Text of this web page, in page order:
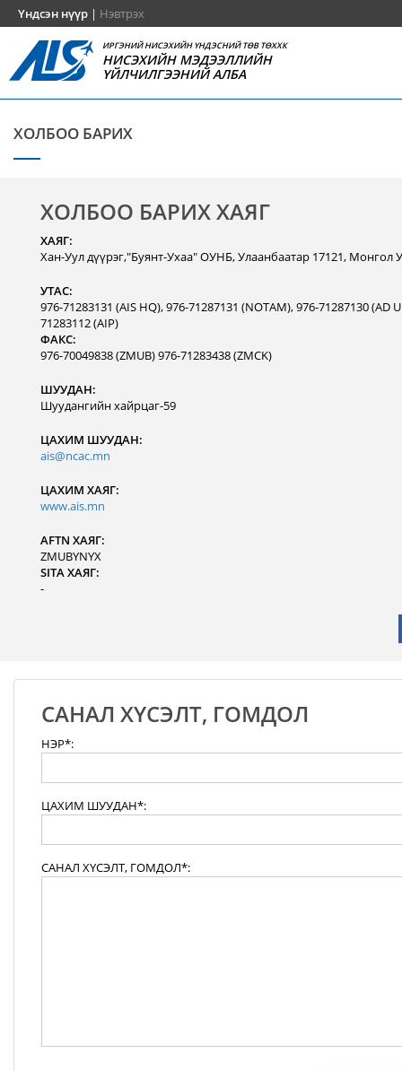
Үндсэн нүүр | Нэвтрэх
ИРГЭНИЙ НИСЭХИЙН ҮНДЭСНИЙ ТӨВ ТӨХХК
НИСЭХИЙН МЭДЭЭЛЛИЙН
ҮЙЛЧИЛГЭЭНИЙ АЛБА
ХОЛБОО БАРИХ
ХОЛБОО БАРИХ ХАЯГ
ХАЯГ:
Хан-Уул дүүрэг,"Буянт-Ухаа" ОУНБ, Улаанбаатар 17121, Монгол
УТАС:
976-71283131 (AIS HQ), 976-71287131 (NOTAM), 976-71287130 (AD
71283112 (AIP)
ФАКС:
976-70049838 (ZMUB) 976-71283438 (ZMCK)
ШУУДАН:
Шуудангийн хайрцаг-59
ЦАХИМ ШУУДАН:
ais@ncac.mn
ЦАХИМ ХАЯГ:
www.ais.mn
AFTN ХАЯГ:
ZMUBYNYX
SITA ХАЯГ:
-
САНАЛ ХҮСЭЛТ, ГОМДОЛ
НЭР*:
ЦАХИМ ШУУДАН*:
САНАЛ ХҮСЭЛТ, ГОМДОЛ*: